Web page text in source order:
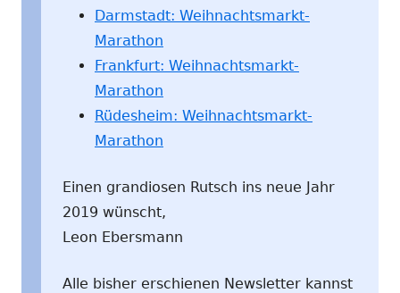
Darmstadt: Weihnachtsmarkt-
Marathon
Frankfurt: Weihnachtsmarkt-
Marathon
Rüdesheim: Weihnachtsmarkt-
Marathon
Einen grandiosen Rutsch ins neue Jahr
2019 wünscht,
Leon Ebersmann
Alle bisher erschienen Newsletter kannst